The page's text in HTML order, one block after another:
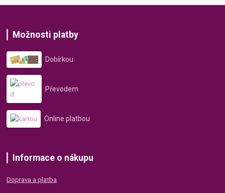
Možnosti platby
Dobírkou
Převodem
Online platbou
Informace o nákupu
Doprava a platba